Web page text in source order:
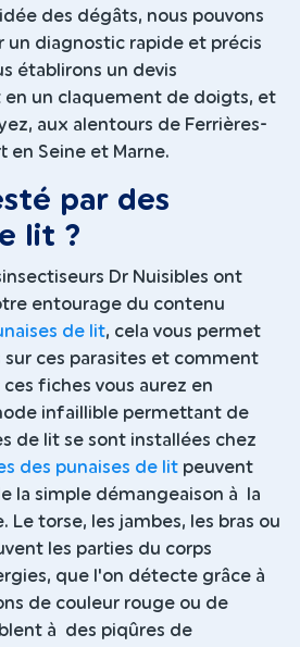
des dégâts, nous pouvons
un diagnostic rapide et précis
établirons un devis
en un claquement de doigts, et
aux alentours de Ferrières-
en Seine et Marne.
par des
lit ?
Dr Nuisibles ont
entourage du contenu
de lit, cela vous permet
ces parasites et comment
fiches vous aurez en
infaillible permettant de
de lit se sont installées chez
des punaises de lit peuvent
la simple démangeaison à la
Le torse, les jambes, les bras ou
les parties du corps
que l'on détecte grâce à
de couleur rouge ou de
à des piqûres de